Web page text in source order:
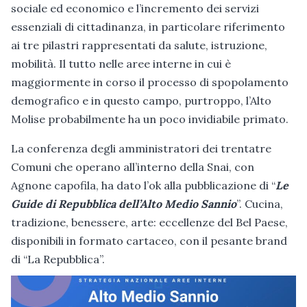
sociale ed economico e l’incremento dei servizi
essenziali di cittadinanza, in particolare riferimento
ai tre pilastri rappresentati da salute, istruzione,
mobilità. Il tutto nelle aree interne in cui è
maggiormente in corso il processo di spopolamento
demografico e in questo campo, purtroppo, l’Alto
Molise probabilmente ha un poco invidiabile primato.
La conferenza degli amministratori dei trentatre
Comuni che operano all’interno della Snai, con
Agnone capofila, ha dato l’ok alla pubblicazione di “Le
Guide di Repubblica dell’Alto Medio Sannio”. Cucina,
tradizione, benessere, arte: eccellenze del Bel Paese,
disponibili in formato cartaceo, con il pesante brand
di “La Repubblica”.